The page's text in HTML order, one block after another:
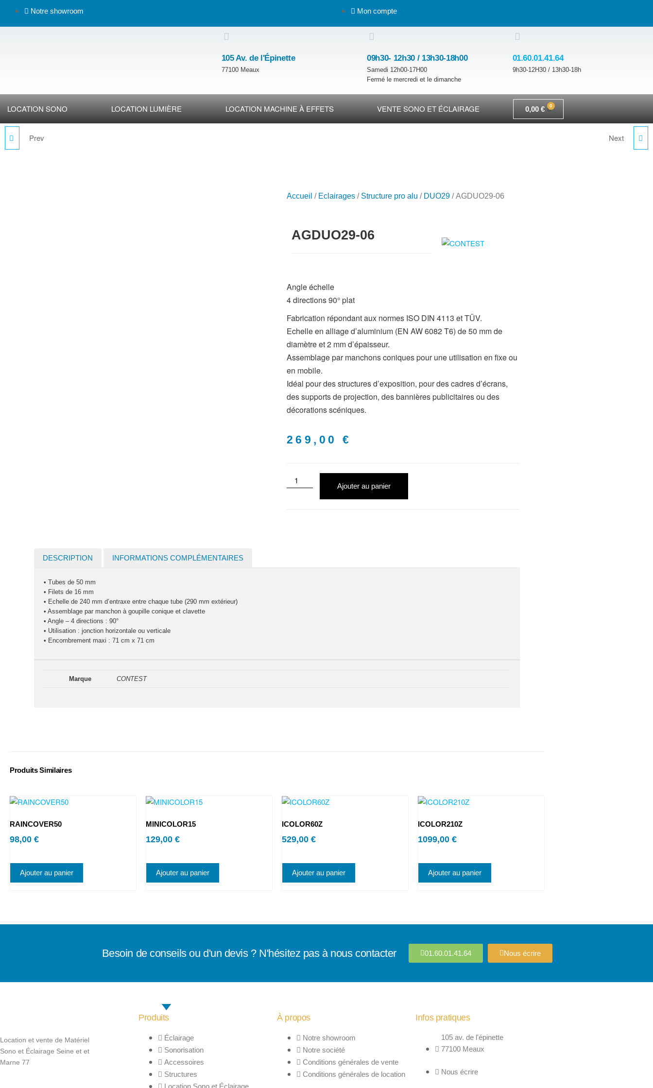
Notre showroom Mon compte
105 Av. de l'Épinette
77100 Meaux
09h30- 12h30 / 13h30-18h00
Samedi 12h00-17H00
Fermé le mercredi et le dimanche
01.60.01.41.64
9h30-12H30 / 13h30-18h
LOCATION SONO LOCATION LUMIÈRE LOCATION MACHINE À EFFETS VENTE SONO ET ÉCLAIRAGE 0,00€
Prev Next
Accueil / Eclairages / Structure pro alu / DUO29 / AGDUO29-06
AGDUO29-06
Angle échelle
4 directions 90° plat
Fabrication répondant aux normes ISO DIN 4113 et TÜV.
Echelle en alliage d’aluminium (EN AW 6082 T6) de 50 mm de
diamètre et 2 mm d’épaisseur.
Assemblage par manchons coniques pour une utilisation en fixe ou
en mobile.
Idéal pour des structures d’exposition, pour des cadres d’écrans,
des supports de projection, des bannières publicitaires ou des
décorations scéniques.
269,00 €
Ajouter au panier
DESCRIPTION INFORMATIONS COMPLÉMENTAIRES
• Tubes de 50 mm
• Filets de 16 mm
• Echelle de 240 mm d’entraxe entre chaque tube (290 mm extérieur)
• Assemblage par manchon à goupille conique et clavette
• Angle – 4 directions : 90°
• Utilisation : jonction horizontale ou verticale
• Encombrement maxi : 71 cm x 71 cm
Marque CONTEST
Produits Similaires
RAINCOVER50
98,00 €
Ajouter au panier
MINICOLOR15
129,00 €
Ajouter au panier
ICOLOR60Z
529,00 €
Ajouter au panier
ICOLOR210Z
1099,00 €
Ajouter au panier
Besoin de conseils ou d'un devis ? N'hésitez pas à nous contacter 01.60.01.41.64 Nous écrire
Location et vente de Matériel
Sono et Éclairage Seine et et
Marne 77
Produits
Éclairage
Sonorisation
Accessoires
Structures
Location Sono et Éclairage
À propos
Notre showroom
Notre société
Conditions générales de vente
Conditions générales de location
Infos pratiques
105 av. de l'épinette
77100 Meaux
Nous écrire